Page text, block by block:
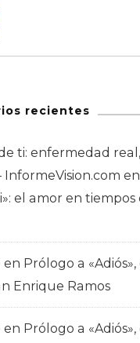
recientes
ti: enfermedad
InformeVision.com en
el amor en tiempos
en Prólogo a
Enrique Ramos
en Prólogo a